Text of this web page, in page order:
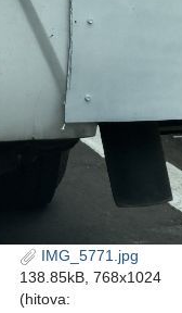
IMG_5771.jpg
138.85kB, 768x1024
(hitova: